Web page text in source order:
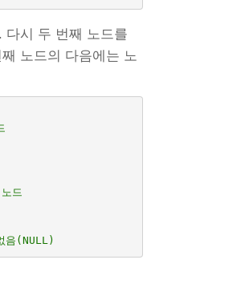
다시 두 번째 노드를
노드의 다음에는 노
드
(NULL)